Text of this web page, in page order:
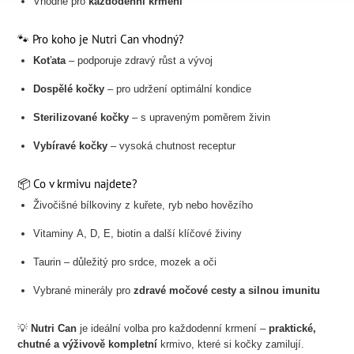
🐾 Pro koho je Nutri Can vhodný?
Koťata– podporuje zdravý růst a vývoj
Dospělé kočky – pro udržení optimální kondice
Sterilizované kočky – s upraveným poměrem živin
Vybíravé kočky – vysoká chutnost receptur
📦 Co v krmivu najdete?
Živočišné bílkoviny z kuřete, ryb nebo hovězího
Vitaminy A, D, E, biotin a další klíčové živiny
Taurin – důležitý pro srdce, mozek a oči
Vybrané minerály prozdravé močové cesty a silnou imunitu
💡 Nutri Can je ideální volba pro každodenní krmení –praktické,
chutné a výživově kompletní krmivo, které si kočky zamilují.